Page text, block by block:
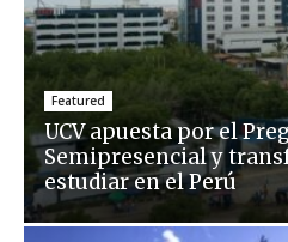
Featured
UCV apuesta por el
Semipresencial y
estudiar en el Perú